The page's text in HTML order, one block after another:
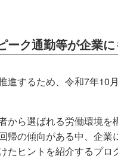
ク通勤等が企業に
するため、令和7年
ら選ばれる労働環境
の傾向がある中、企業
ヒントを紹介するプロ